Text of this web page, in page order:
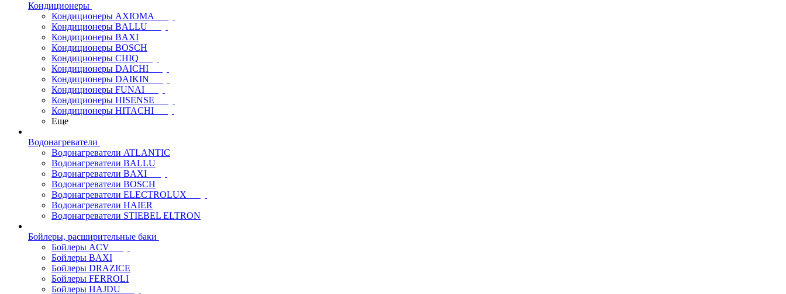
Кондиционеры
Кондиционеры AXIOMA
Кондиционеры BALLU
Кондиционеры BAXI
Кондиционеры BOSCH
Кондиционеры CHIQ
Кондиционеры DAICHI
Кондиционеры DAIKIN
Кондиционеры FUNAI
Кондиционеры HISENSE
Кондиционеры HITACHI
Еще
Водонагреватели
Водонагреватели ATLANTIC
Водонагреватели BALLU
Водонагреватели BAXI
Водонагреватели BOSCH
Водонагреватели ELECTROLUX
Водонагреватели HAIER
Водонагреватели STIEBEL ELTRON
Бойлеры, расширительные баки
Бойлеры ACV
Бойлеры BAXI
Бойлеры DRAZICE
Бойлеры FERROLI
Бойлеры HAJDU